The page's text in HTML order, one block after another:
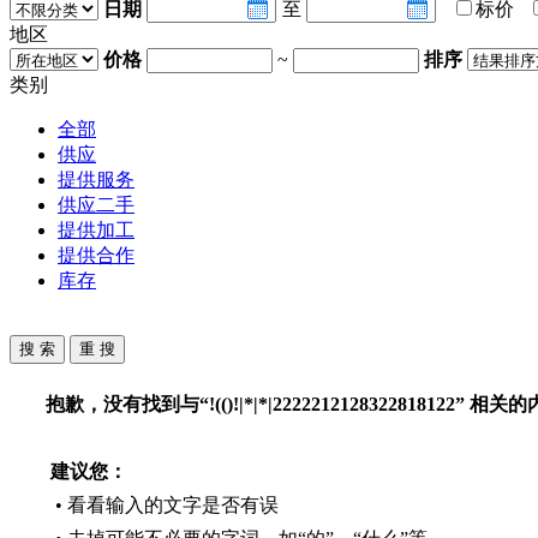
日期 至 标价
地区
价格
~
排序
类别
全部
供应
提供服务
供应二手
提供加工
提供合作
库存
抱歉，没有找到与“!(()!|*|*|2222212128322818122” 相关的
建议您：
• 看看输入的文字是否有误